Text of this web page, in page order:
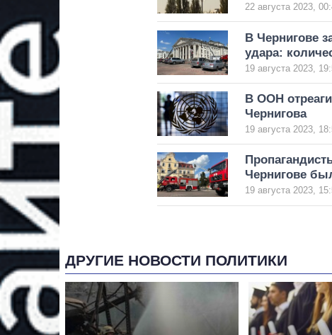
22 августа 2023,
В Чернигове
удара:
19 августа 2023,
В ООН
Чернигова
19 августа 2023,
Чернигове
19 августа 2023,
ДРУГИЕ НОВОСТИ ПОЛИТИКИ